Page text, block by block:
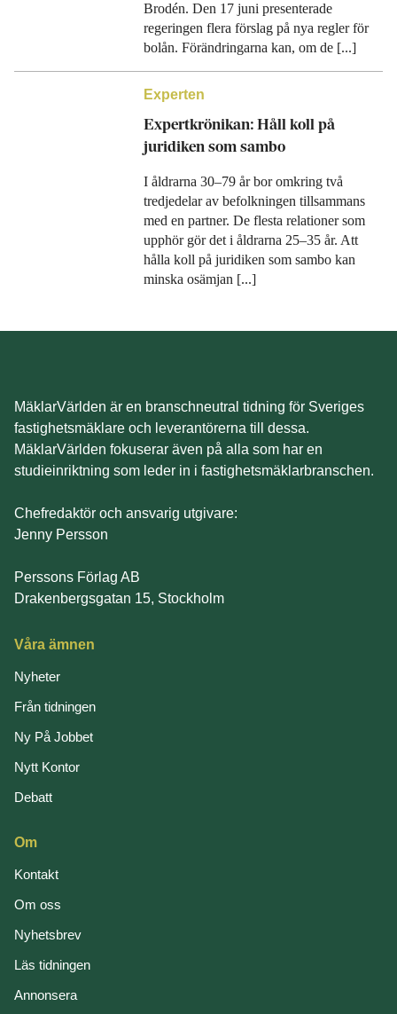
Brodén. Den 17 juni presenterade
regeringen flera förslag på nya regler för
bolån. Förändringarna kan, om de [...]
Experten
Expertkrönikan: Håll koll på
juridiken som sambo
I åldrarna 30–79 år bor omkring två
tredjedelar av befolkningen tillsammans
med en partner. De flesta relationer som
upphör gör det i åldrarna 25–35 år. Att
hålla koll på juridiken som sambo kan
minska osämjan [...]
MäklarVärlden är en branschneutral tidning för Sveriges
fastighetsmäklare och leverantörerna till dessa.
MäklarVärlden fokuserar även på alla som har en
studieinriktning som leder in i fastighetsmäklarbranschen.
Chefredaktör och ansvarig utgivare:
Jenny Persson
Perssons Förlag AB
Drakenbergsgatan 15, Stockholm
Våra ämnen
Nyheter
Från tidningen
Ny På Jobbet
Nytt Kontor
Debatt
Om
Kontakt
Om oss
Nyhetsbrev
Läs tidningen
Annonsera